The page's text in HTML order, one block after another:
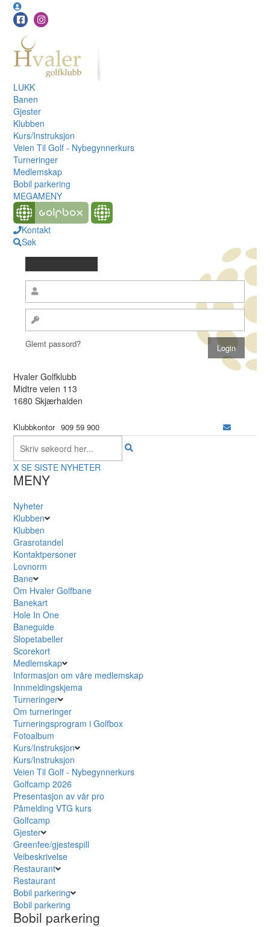
LUKK
Banen
Gjester
Klubben
Kurs/Instruksjon
Veien Til Golf - Nybegynnerkurs
Turneringer
Medlemskap
Bobil parkering
MEGAMENY
Kontakt
Søk
Glemt passord?
Hvaler Golfklubb
Midtre veien 113
1680 Skjærhalden
Klubbkontor 909 59 900
X SE SISTE NYHETER
MENY
Nyheter
Klubben
Klubben
Grasrotandel
Kontaktpersoner
Lovnorm
Bane
Om Hvaler Golfbane
Banekart
Hole In One
Baneguide
Slopetabeller
Scorekort
Medlemskap
Informasjon om våre medlemskap
Innmeldingskjema
Turneringer
Om turneringer
Turneringsprogram i Golfbox
Fotoalbum
Kurs/Instruksjon
Kurs/Instruksjon
Veien Til Golf - Nybegynnerkurs
Golfcamp 2026
Presentasjon av vår pro
Påmelding VTG kurs
Golfcamp
Gjester
Greenfee/gjestespill
Veibeskrivelse
Restaurant
Restaurant
Bobil parkering
Bobil parkering
Bobil parkering